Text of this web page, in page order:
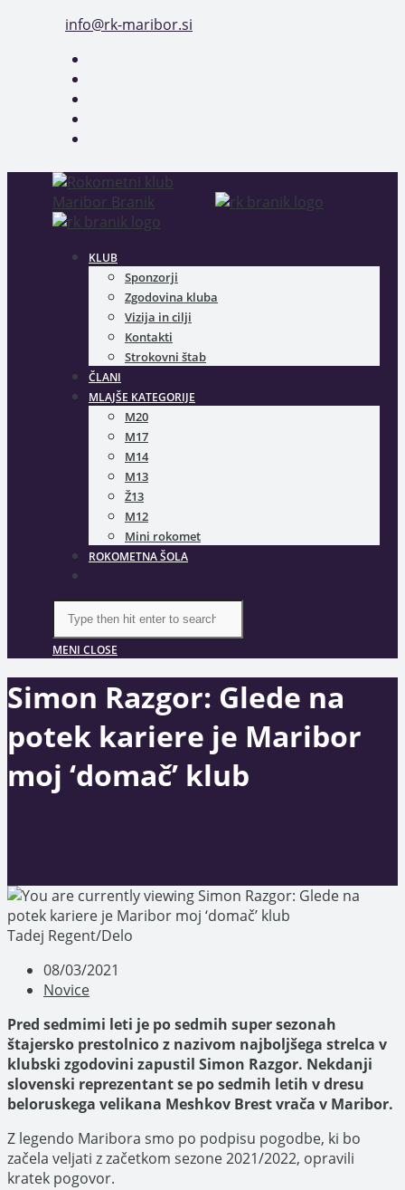
info@rk-maribor.si
KLUB
Sponzorji
Zgodovina kluba
Vizija in cilji
Kontakti
Strokovni štab
ČLANI
MLAJŠE KATEGORIJE
M20
M17
M14
M13
Ž13
M12
Mini rokomet
ROKOMETNA ŠOLA
SEARCH
this
website
MENI CLOSE
Simon Razgor: Glede na
potek kariere je Maribor
moj ‘domač’ klub
Tadej Regent/Delo
Post
published:
08/03/2021
Post
Novice
Pred sedmimi leti je po sedmih super sezonah
štajersko prestolnico z nazivom najboljšega strelca v
klubski zgodovini zapustil Simon Razgor. Nekdanji
slovenski reprezentant se po sedmih letih v dresu
beloruskega velikana Meshkov Brest vrača v Maribor.
Z legendo Maribora smo po podpisu pogodbe, ki bo
začela veljati z začetkom sezone 2021/2022, opravili
kratek pogovor.